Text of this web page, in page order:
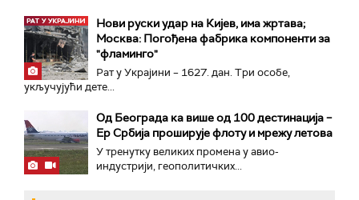
Нови руски удар на Кијев, има жртава;
Москва: Погођена фабрика компоненти за
"фламинго"
Рат у Украјини – 1627. дан. Три особе,
укључујући дете...
Од Београда ка више од 100 дестинација –
Ер Србија проширује флоту и мрежу летова
У тренутку великих промена у авио-
индустрији, геополитичких...